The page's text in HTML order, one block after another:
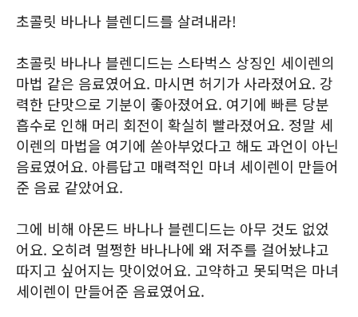
초콜릿 바나나 블렌디드를 살려내라!
초콜릿 바나나 블렌디드는 스타벅스 상징인 세이렌의
마법 같은 음료였어요. 마시면 허기가 사라졌어요. 강
력한 단맛으로 기분이 좋아졌어요. 여기에 빠른 당분
흡수로 인해 머리 회전이 확실히 빨라졌어요. 정말 세
이렌의 마법을 여기에 쏟아부었다고 해도 과언이 아닌
음료였어요. 아름답고 매력적인 마녀 세이렌이 만들어
준 음료 같았어요.
그에 비해 아몬드 바나나 블렌디드는 아무 것도 없었
어요. 오히려 멀쩡한 바나나에 왜 저주를 걸어놨냐고
따지고 싶어지는 맛이었어요. 고약하고 못되먹은 마녀
세이렌이 만들어준 음료였어요.